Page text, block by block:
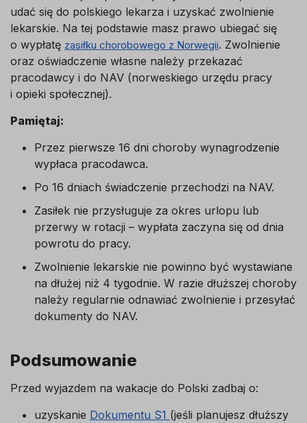
udać się do polskiego lekarza i uzyskać zwolnienie
lekarskie. Na tej podstawie masz prawo ubiegać się
o wypłatę zasiłku chorobowego z Norwegii. Zwolnienie
oraz oświadczenie własne należy przekazać
pracodawcy i do NAV (norweskiego urzędu pracy
i opieki społecznej).
Pamiętaj:
Przez pierwsze 16 dni choroby wynagrodzenie
wypłaca pracodawca.
Po 16 dniach świadczenie przechodzi na NAV.
Zasiłek nie przysługuje za okres urlopu lub
przerwy w rotacji – wypłata zaczyna się od dnia
powrotu do pracy.
Zwolnienie lekarskie nie powinno być wystawiane
na dłużej niż 4 tygodnie. W razie dłuższej choroby
należy regularnie odnawiać zwolnienie i przesyłać
dokumenty do NAV.
Podsumowanie
Przed wyjazdem na wakacje do Polski zadbaj o:
uzyskanie Dokumentu S1 (jeśli planujesz dłuższy